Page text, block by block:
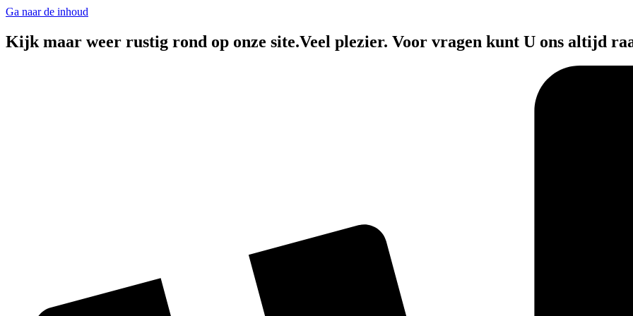
Ga naar de inhoud
Kijk maar weer rustig rond op onze site.Veel plezier. Voor vragen kunt U ons altijd